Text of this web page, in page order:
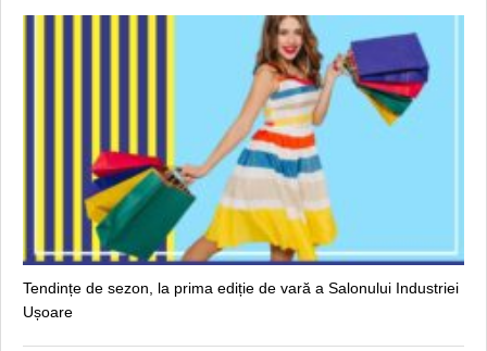
Tendințe de sezon, la prima ediție de vară a Salonului Industriei
Ușoare